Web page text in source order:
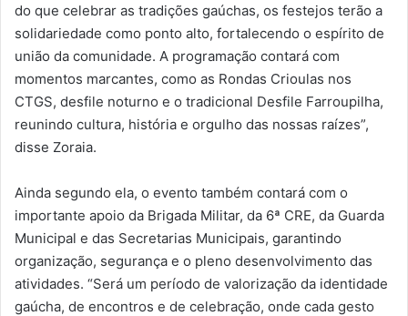
do que celebrar as tradições gaúchas, os festejos terão a
solidariedade como ponto alto, fortalecendo o espírito de
união da comunidade. A programação contará com
momentos marcantes, como as Rondas Crioulas nos
CTGS, desfile noturno e o tradicional Desfile Farroupilha,
reunindo cultura, história e orgulho das nossas raízes”,
disse Zoraia.
Ainda segundo ela, o evento também contará com o
importante apoio da Brigada Militar, da 6ª CRE, da Guarda
Municipal e das Secretarias Municipais, garantindo
organização, segurança e o pleno desenvolvimento das
atividades. “Será um período de valorização da identidade
gaúcha, de encontros e de celebração, onde cada gesto